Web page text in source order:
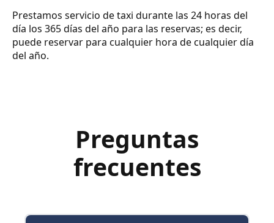
Prestamos servicio de taxi durante las 24 horas del
día los 365 días del año para las reservas; es decir,
puede reservar para cualquier hora de cualquier día
del año.
Preguntas
frecuentes